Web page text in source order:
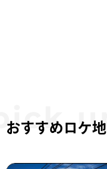
おすすめロケ地